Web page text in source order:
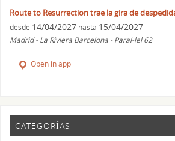
Route to Resurrection trae la gira de
desde 14/04/2027 hasta 15/04/2027
Madrid - La Riviera Barcelona - Paral-lel 62
Open in app
CATEGORÍAS